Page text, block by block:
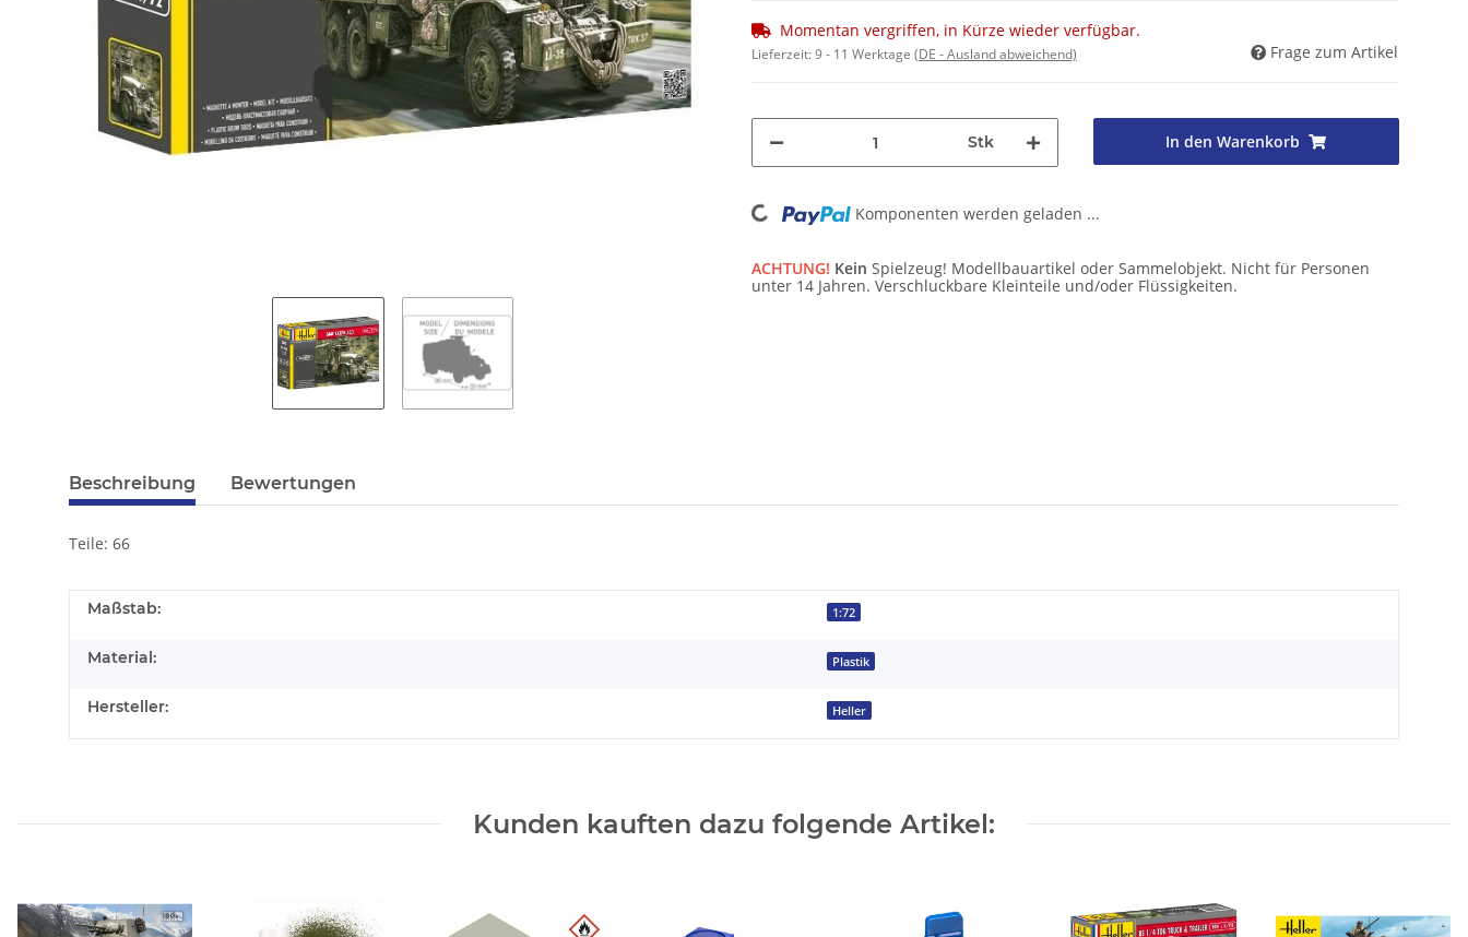
Momentan vergriffen, in Kürze wieder verfügbar.
Lieferzeit:9 - 11 Werktage (DE - Ausland abweichend) Frage zum Artikel
Stk In den Warenkorb
Loading... Komponenten werden geladen ...
ACHTUNG! Kein Spielzeug! Modellbauartikel oder Sammelobjekt. Nicht für Personen
unter 14 Jahren. Verschluckbare Kleinteile und/oder Flüssigkeiten.
Beschreibung Bewertungen
Teile: 66
Maßstab: 1:72
Material: Plastik
Hersteller: Heller
Kunden kauften dazu folgende Artikel: